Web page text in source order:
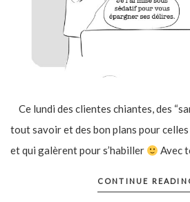
Ce lundi des clientes chiantes, des
tout savoir et des bon plans pour
et qui galèrent pour s’habiller
Avec
CONTINUE